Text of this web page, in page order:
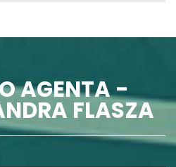
AGENTA -
FLASZA